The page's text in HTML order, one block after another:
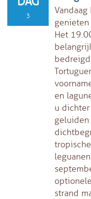
3
Het
en
u
strand